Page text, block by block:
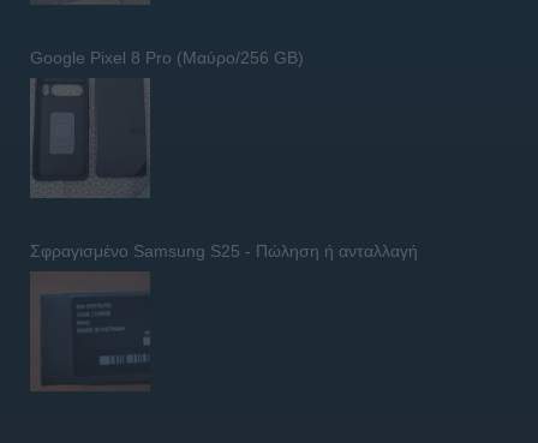
Google Pixel 8 Pro (Μαύρο/256 GB)
Σφραγισμένο Samsung S25 - Πώληση ή ανταλλαγή